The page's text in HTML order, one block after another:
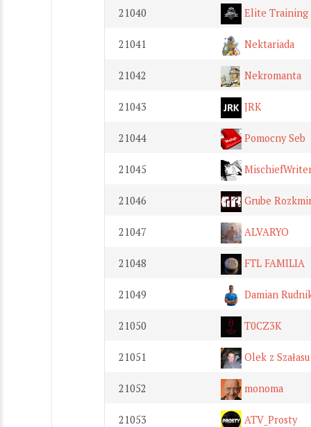
21040 Elite Training
21041 Nektariada
21042 Nekromanta
21043 JRK
21044 Pomocny Seb
21045
21046 Grube
21047 ALVARYO
21048 FTL FAMILIA
21049 Damian
21050 T0CZ3K
21051 Olek z
21052 monoma
21053 ATV_Prosty